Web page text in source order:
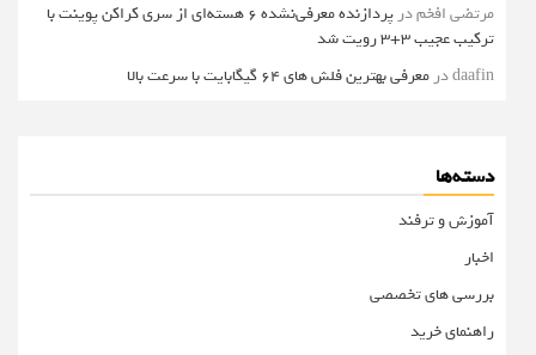
مرتضی افخمدر
پردازنده معرفی‌نشده 6 هسته‌ای از سری کراکن پوینت با
ترکیب عجیب 3+3 رویت شد
daafinدرمعرفی بهترین فلش های 64 گیگابایت با سرعت بالا
دسته‌ها
آموزش و ترفند
اخبار
بررسی های تخصصی
راهنمای خرید